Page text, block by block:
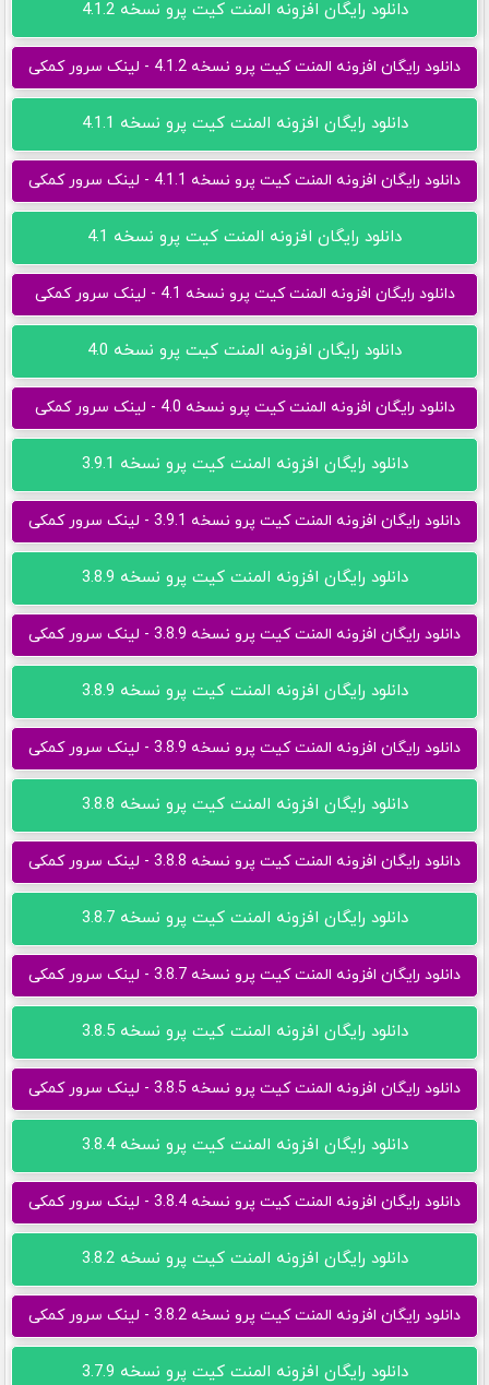
دانلود رایگان افزونه المنت کیت پرو نسخه 4.1.2
دانلود رایگان افزونه المنت کیت پرو نسخه 4.1.2 - لینک سرور کمکی
دانلود رایگان افزونه المنت کیت پرو نسخه 4.1.1
دانلود رایگان افزونه المنت کیت پرو نسخه 4.1.1 - لینک سرور کمکی
دانلود رایگان افزونه المنت کیت پرو نسخه 4.1
دانلود رایگان افزونه المنت کیت پرو نسخه 4.1 - لینک سرور کمکی
دانلود رایگان افزونه المنت کیت پرو نسخه 4.0
دانلود رایگان افزونه المنت کیت پرو نسخه 4.0 - لینک سرور کمکی
دانلود رایگان افزونه المنت کیت پرو نسخه 3.9.1
دانلود رایگان افزونه المنت کیت پرو نسخه 3.9.1 - لینک سرور کمکی
دانلود رایگان افزونه المنت کیت پرو نسخه 3.8.9
دانلود رایگان افزونه المنت کیت پرو نسخه 3.8.9 - لینک سرور کمکی
دانلود رایگان افزونه المنت کیت پرو نسخه 3.8.9
دانلود رایگان افزونه المنت کیت پرو نسخه 3.8.9 - لینک سرور کمکی
دانلود رایگان افزونه المنت کیت پرو نسخه 3.8.8
دانلود رایگان افزونه المنت کیت پرو نسخه 3.8.8 - لینک سرور کمکی
دانلود رایگان افزونه المنت کیت پرو نسخه 3.8.7
دانلود رایگان افزونه المنت کیت پرو نسخه 3.8.7 - لینک سرور کمکی
دانلود رایگان افزونه المنت کیت پرو نسخه 3.8.5
دانلود رایگان افزونه المنت کیت پرو نسخه 3.8.5 - لینک سرور کمکی
دانلود رایگان افزونه المنت کیت پرو نسخه 3.8.4
دانلود رایگان افزونه المنت کیت پرو نسخه 3.8.4 - لینک سرور کمکی
دانلود رایگان افزونه المنت کیت پرو نسخه 3.8.2
دانلود رایگان افزونه المنت کیت پرو نسخه 3.8.2 - لینک سرور کمکی
دانلود رایگان افزونه المنت کیت پرو نسخه 3.7.9